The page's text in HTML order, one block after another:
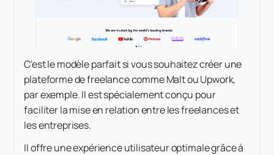
C'est le modèle parfait si vous souhaitez créer une
plateforme de freelance comme Malt ou Upwork,
par exemple. Il est spécialement conçu pour
faciliter la mise en relation entre les freelances et
les entreprises.
Il offre une expérience utilisateur optimale grâce à